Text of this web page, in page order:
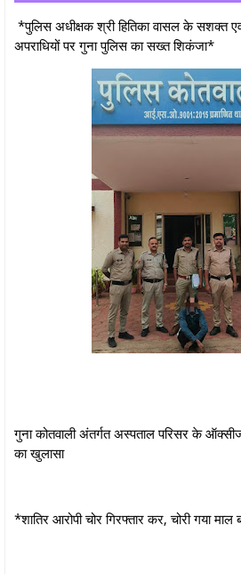
*पुलिस अधीक्षक श्री हितिका वासल के सशक्त
अपराधियों पर गुना पुलिस का सख्त शिकंजा*
गुना कोतवाली अंतर्गत अस्पताल परिसर के
का खुलासा
*शातिर आरोपी चोर गिरफ्तार कर, चोरी गया माल